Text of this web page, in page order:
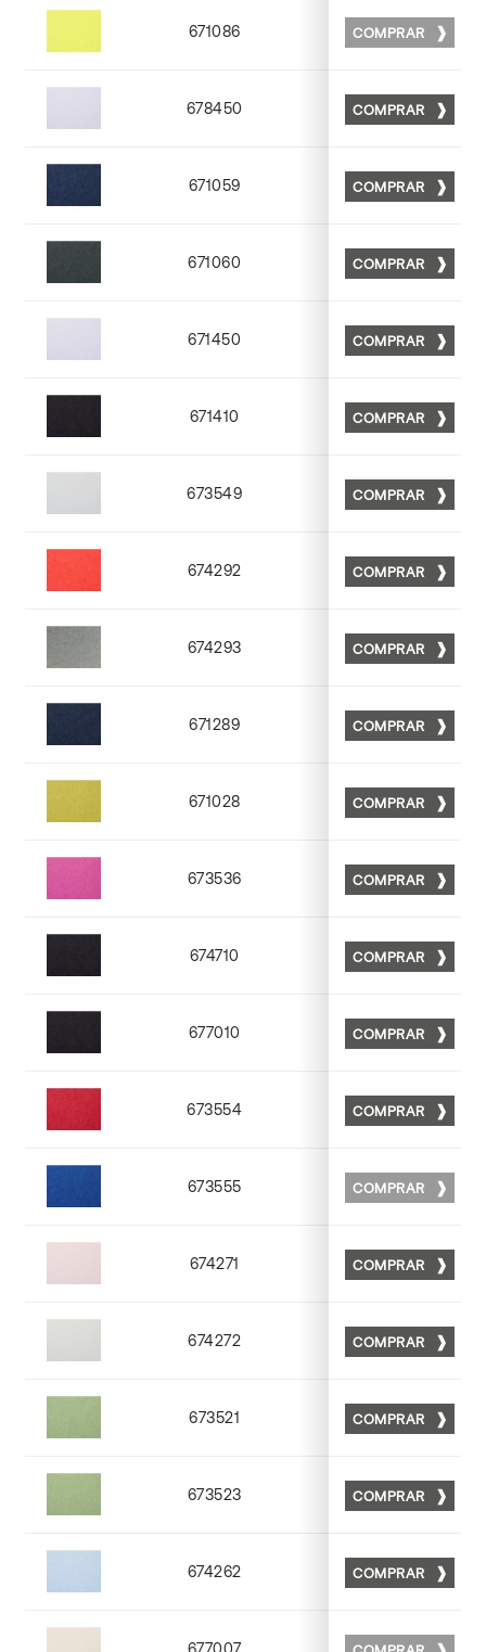
671086
Matt 86
COMPRAR
678450
Matt 50
COMPRAR
671059
Matt 59
COMPRAR
671060
Matt 60
COMPRAR
671450
Matt 50
COMPRAR
671410
Matt 10
COMPRAR
673549
Matt 49
COMPRAR
674292
Matt 92
COMPRAR
674293
Matt 93
COMPRAR
671289
Matt 89
COMPRAR
671028
Matt 28
COMPRAR
673536
Matt 36
COMPRAR
674710
Matt 10
COMPRAR
677010
Matt 10
COMPRAR
673554
Matt 54
COMPRAR
673555
Matt 55
COMPRAR
674271
Matt 71
COMPRAR
674272
Matt 72
COMPRAR
673521
Matt 21
COMPRAR
673523
Matt 23
COMPRAR
674262
Matt 62
COMPRAR